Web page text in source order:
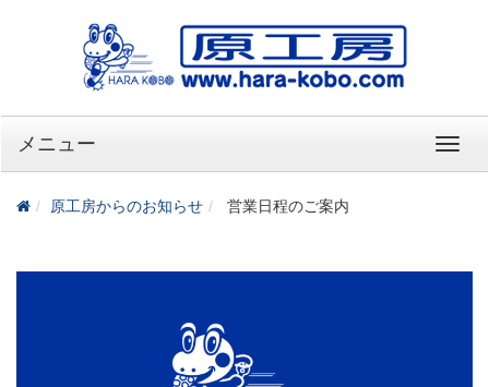
メニュー
原工房からのお知らせ 営業日程のご案内